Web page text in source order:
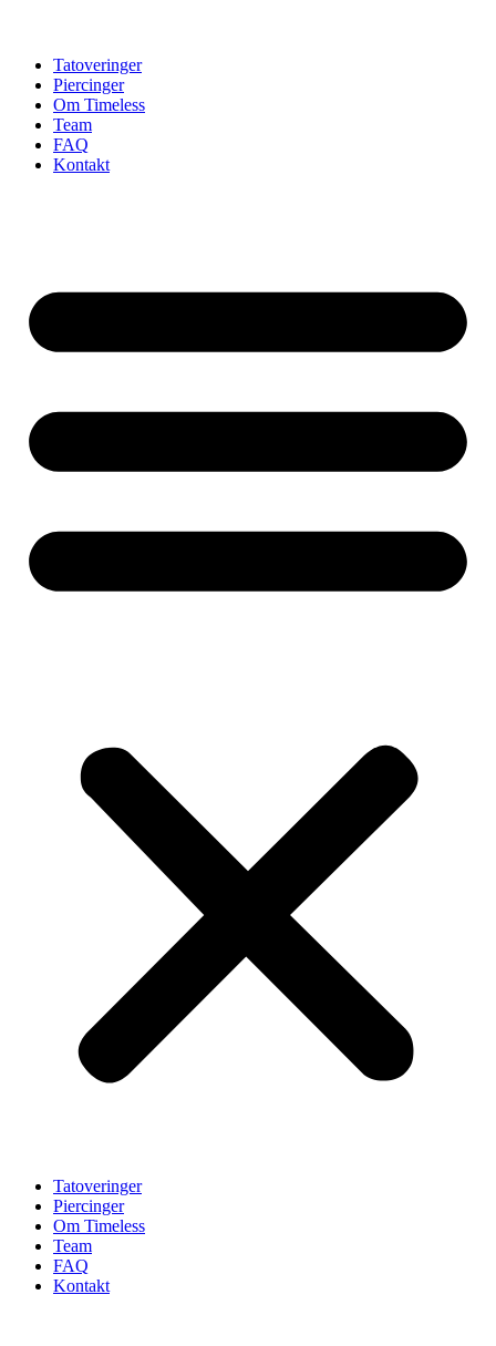
Tatoveringer
Piercinger
Om Timeless
Team
FAQ
Kontakt
Tatoveringer
Piercinger
Om Timeless
Team
FAQ
Kontakt